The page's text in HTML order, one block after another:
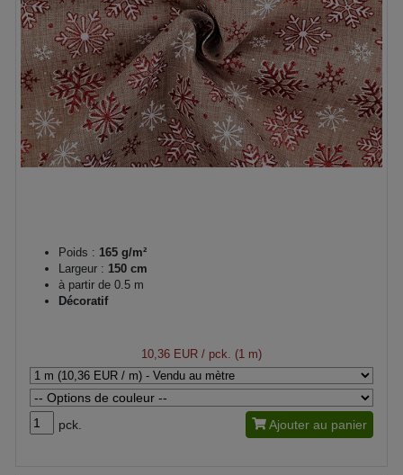
Poids : 165 g/m²
Largeur : 150 cm
à partir de 0.5 m
Décoratif
10,36 EUR / pck. (1 m)
pck. Ajouter au panier